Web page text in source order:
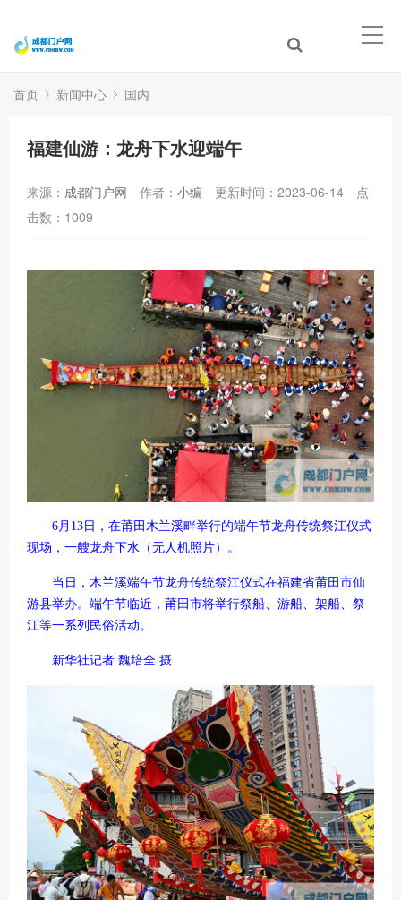
首页 新闻中心 国内
福建仙游：龙舟下水迎端午
来源： 成都门户网 作者： 小编 更新时间：2023-06-14
点
击数： 1009
6月13日，在莆田木兰溪畔举行的端午节龙舟传统祭江仪式
现场，一艘龙舟下水（无人机照片）。
当日，木兰溪端午节龙舟传统祭江仪式在福建省莆田市仙
游县举办。端午节临近，莆田市将举行祭船、游船、架船、祭
江等一系列民俗活动。
新华社记者 魏培全 摄